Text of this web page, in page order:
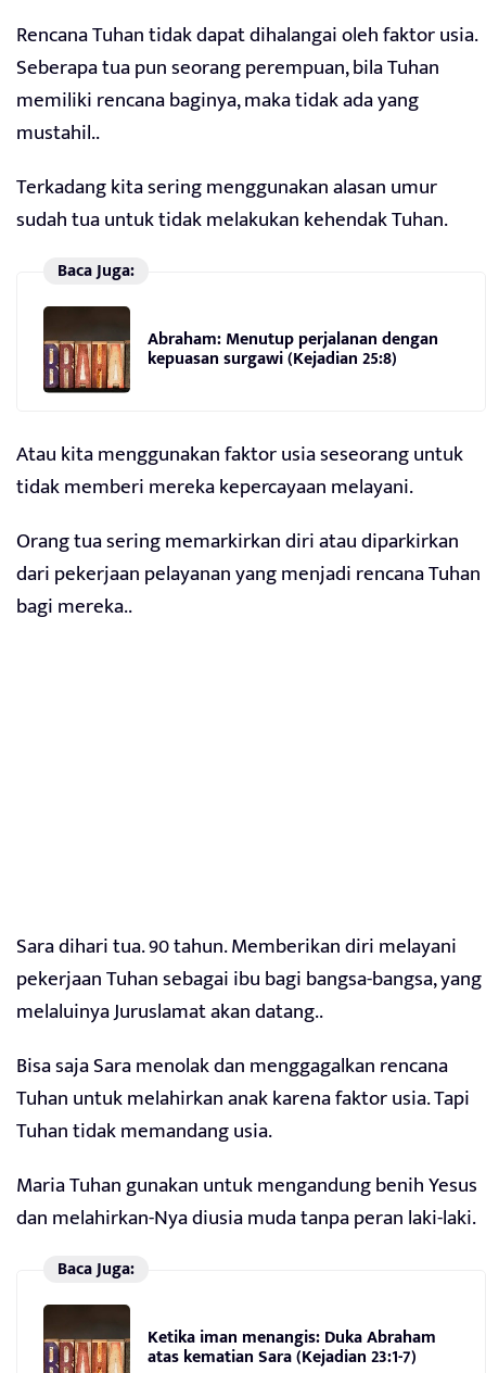
Rencana Tuhan tidak dapat dihalangai oleh faktor usia.
Seberapa tua pun seorang perempuan, bila Tuhan
memiliki rencana baginya, maka tidak ada yang
mustahil..
Terkadang kita sering menggunakan alasan umur
sudah tua untuk tidak melakukan kehendak Tuhan.
Baca Juga:
Abraham: Menutup perjalanan dengan
kepuasan surgawi (Kejadian 25:8)
Atau kita menggunakan faktor usia seseorang untuk
tidak memberi mereka kepercayaan melayani.
Orang tua sering memarkirkan diri atau diparkirkan
dari pekerjaan pelayanan yang menjadi rencana Tuhan
bagi mereka..
Sara dihari tua. 90 tahun. Memberikan diri melayani
pekerjaan Tuhan sebagai ibu bagi bangsa-bangsa, yang
melaluinya Juruslamat akan datang..
Bisa saja Sara menolak dan menggagalkan rencana
Tuhan untuk melahirkan anak karena faktor usia. Tapi
Tuhan tidak memandang usia.
Maria Tuhan gunakan untuk mengandung benih Yesus
dan melahirkan-Nya diusia muda tanpa peran laki-laki.
Baca Juga:
Ketika iman menangis: Duka Abraham
atas kematian Sara (Kejadian 23:1-7)